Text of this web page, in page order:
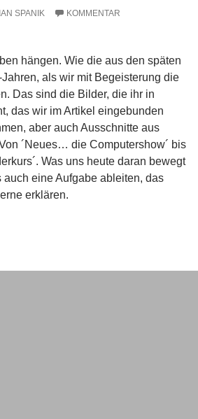
SPANIK
KOMMENTAR
hängen. Wie die aus den späten
als wir mit Begeisterung die
Das sind die Bilder, die ihr in
das wir im Artikel eingebunden
aber auch Ausschnitte aus
´Neues… die Computershow´ bis
Was uns heute daran bewegt
auch eine Aufgabe ableiten, das
erklären.
Anwenderkurs – wie alles begann